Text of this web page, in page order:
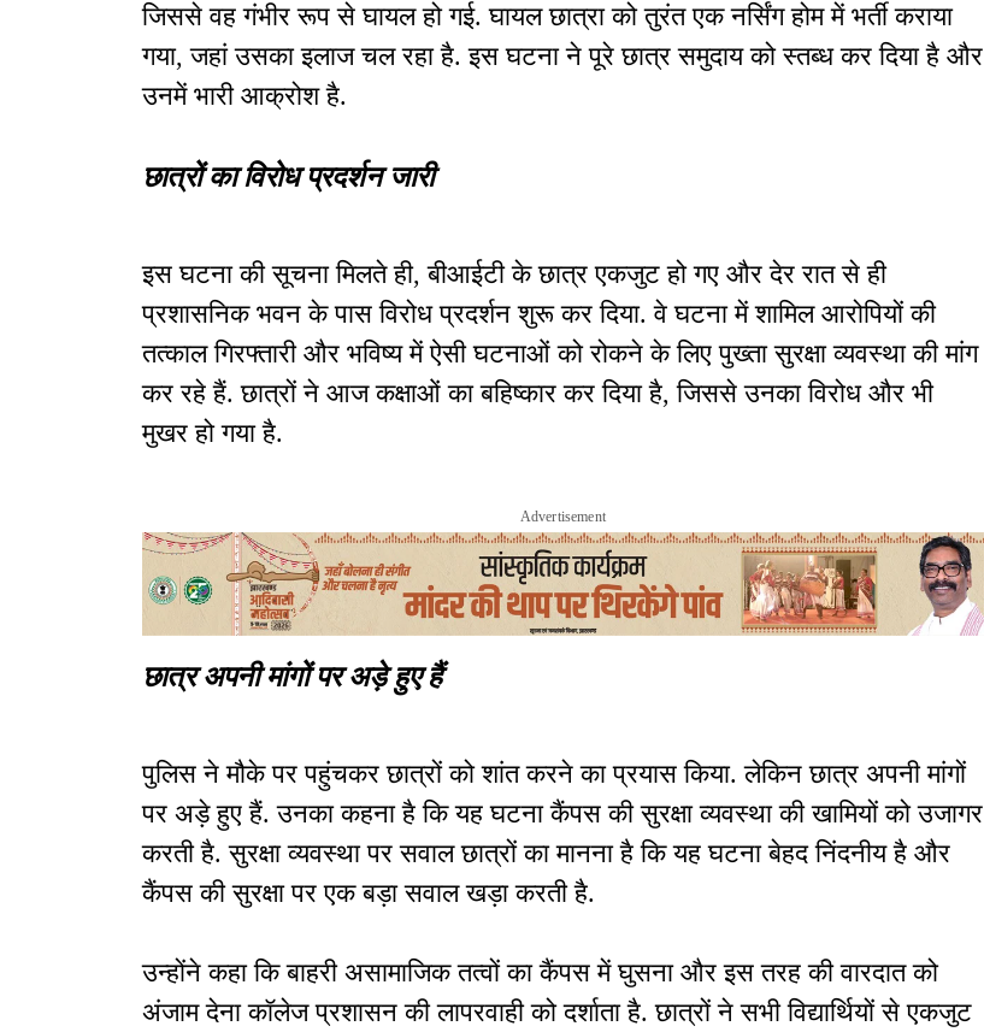
जिससे वह गंभीर रूप से घायल हो गई. घायल छात्रा को तुरंत एक नर्सिंग होम में भर्ती कराया
गया, जहां उसका इलाज चल रहा है. इस घटना ने पूरे छात्र समुदाय को स्तब्ध कर दिया है और
उनमें भारी आक्रोश है.
छात्रों का विरोध प्रदर्शन जारी
इस घटना की सूचना मिलते ही, बीआईटी के छात्र एकजुट हो गए और देर रात से ही
प्रशासनिक भवन के पास विरोध प्रदर्शन शुरू कर दिया. वे घटना में शामिल आरोपियों की
तत्काल गिरफ्तारी और भविष्य में ऐसी घटनाओं को रोकने के लिए पुख्ता सुरक्षा व्यवस्था की मांग
कर रहे हैं. छात्रों ने आज कक्षाओं का बहिष्कार कर दिया है, जिससे उनका विरोध और भी
मुखर हो गया है.
Advertisement
छात्र अपनी मांगों पर अड़े हुए हैं
पुलिस ने मौके पर पहुंचकर छात्रों को शांत करने का प्रयास किया. लेकिन छात्र अपनी मांगों
पर अड़े हुए हैं. उनका कहना है कि यह घटना कैंपस की सुरक्षा व्यवस्था की खामियों को उजागर
करती है. सुरक्षा व्यवस्था पर सवाल छात्रों का मानना है कि यह घटना बेहद निंदनीय है और
कैंपस की सुरक्षा पर एक बड़ा सवाल खड़ा करती है.
उन्होंने कहा कि बाहरी असामाजिक तत्वों का कैंपस में घुसना और इस तरह की वारदात को
अंजाम देना कॉलेज प्रशासन की लापरवाही को दर्शाता है. छात्रों ने सभी विद्यार्थियों से एकजुट